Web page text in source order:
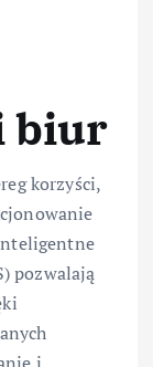
biur
korzyści,
pozwalają